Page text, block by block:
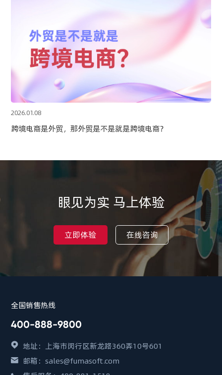
2026.01.08
跨境电商是外贸，那外贸是不是就是跨境电商？
眼见为实 马上体验
立即体验 在线咨询
全国销售热线
400-888-9800
地址：上海市闵行区新龙路360弄10号601
邮箱：sales@fumasoft.com